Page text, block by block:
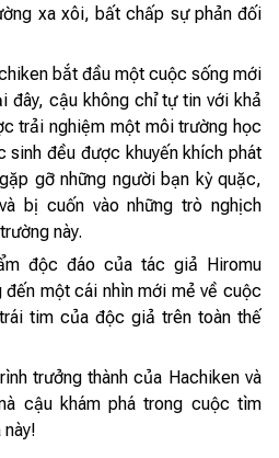
xa xôi, bất chấp sự phản đối
bắt đầu một cuộc sống mới
đây, cậu không chỉ tự tin với khả
trải nghiệm một môi trường học
đều được khuyến khích phát
gỡ những người bạn kỳ quặc,
bị cuốn vào những trò nghịch
này.
độc đáo của tác giả Hiromu
đến một cái nhìn mới mẻ về cuộc
tim của độc giả trên toàn thế
trưởng thành của Hachiken và
cậu khám phá trong cuộc tìm
này!